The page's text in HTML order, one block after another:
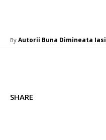
By Autorii Buna Dimineata Iasi
SHARE